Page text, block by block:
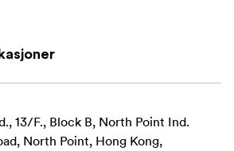
13/F., Block B, North Point Ind.
North Point, Hong Kong,